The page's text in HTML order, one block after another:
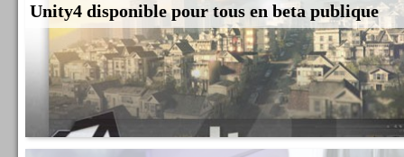
Unity4 disponible pour tous en beta publique